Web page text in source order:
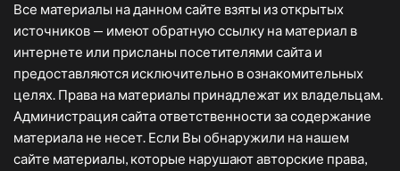
Все материалы на данном сайте взяты из открытых
источников — имеют обратную ссылку на материал в
интернете или присланы посетителями сайта и
предоставляются исключительно в ознакомительных
целях. Права на материалы принадлежат их владельцам.
Администрация сайта ответственности за содержание
материала не несет. Если Вы обнаружили на нашем
сайте материалы, которые нарушают авторские права,